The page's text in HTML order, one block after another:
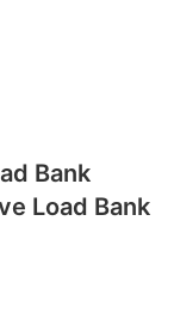
Bank​
Load Bank​